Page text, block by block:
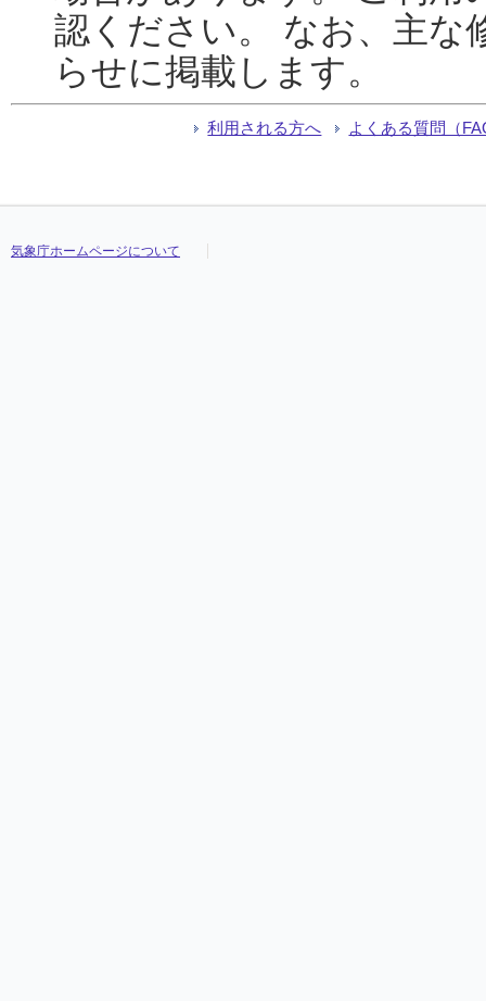
認ください。 なお、主な
らせに掲載します。
利用される方へ よくある質問（
気象庁ホームページについて